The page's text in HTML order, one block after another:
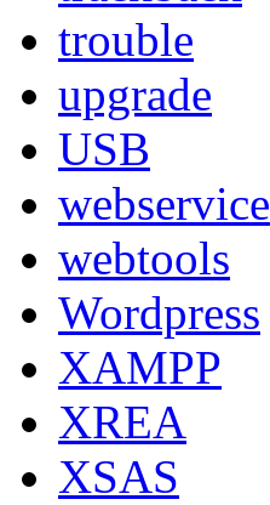
trouble
upgrade
USB
webservice
webtools
Wordpress
XAMPP
XREA
XSAS